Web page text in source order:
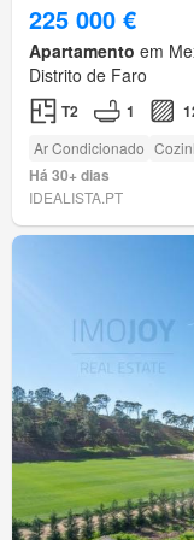
225 000 €
Apartamento em
Distrito de Faro
T2 1
Ar Condicionado
Há 30+ dias
IDEALISTA.PT